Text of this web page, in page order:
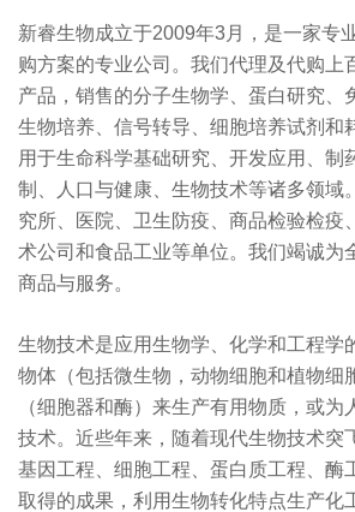
新睿生物成立于2009年3月，是一家专
购方案的专业公司。我们代理及代购上
产品，销售的分子生物学、蛋白研究、
生物培养、信号转导、细胞培养试剂和
用于生命科学基础研究、开发应用、制
制、人口与健康、生物技术等诸多领域
究所、医院、卫生防疫、商品检验检疫
术公司和食品工业等单位。我们竭诚为
商品与服务。
生物技术是应用生物学、化学和工程学
物体（包括微生物，动物细胞和植物细
（细胞器和酶）来生产有用物质，或为
技术。近些年来，随着现代生物技术突
基因工程、细胞工程、蛋白质工程、酶
取得的成果，利用生物转化特点生产化